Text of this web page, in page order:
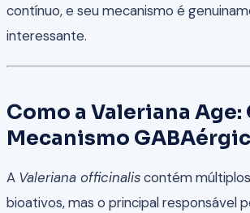
contínuo, e seu mecanismo é
interessante.
Como a Valeriana Age:
Mecanismo
A Valeriana officinaliscontém
bioativos, mas o principal responsável